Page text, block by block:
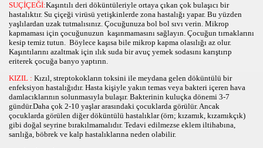
SUÇİÇEĞİ:Kaşıntılı deri döküntüleriyle ortaya çıkan çok bulaşıcı bir
hastalıktır. Su çiçeği virüsü yetişkinlerde zona hastalığı yapar. Bu yüzden
yaşlılardan uzak tutmalısınız. Çocuğunuza bol bol sıvı verin. Mikrop
kapmaması için çocuğunuzun kaşınmamasını sağlayın. Çocuğun tırnaklarını
kesip temiz tutun. Böylece kaşısa bile mikrop kapma olasılığı az olur.
Kaşıntılarını azaltmak için ılık suda bir avuç yemek sodasını karıştırıp
eriterek çocuğa banyo yaptırın.
KIZIL : Kızıl, streptokokların toksini ile meydana gelen döküntülü bir
enfeksiyon hastalığıdır. Hasta kişiyle yakın temas veya bakteri içeren hava
damlacıklarının solunmasıyla bulaşır. Bakterinin kuluçka dönemi 3-7
gündür.Daha çok 2-10 yaşlar arasındaki çocuklarda görülür. Ancak
çocuklarda görülen diğer döküntülü hastalıklar (örn; kızamık, kızamıkçık)
gibi doğal seyrine bırakılmamalıdır. Tedavi edilmezse eklem iltihabına,
sarılığa, böbrek ve kalp hastalıklarına neden olabilir.
OYNA